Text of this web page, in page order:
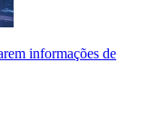
informações de